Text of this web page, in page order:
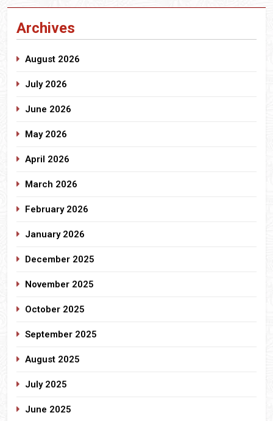
Archives
August 2026
July 2026
June 2026
May 2026
April 2026
March 2026
February 2026
January 2026
December 2025
November 2025
October 2025
September 2025
August 2025
July 2025
June 2025